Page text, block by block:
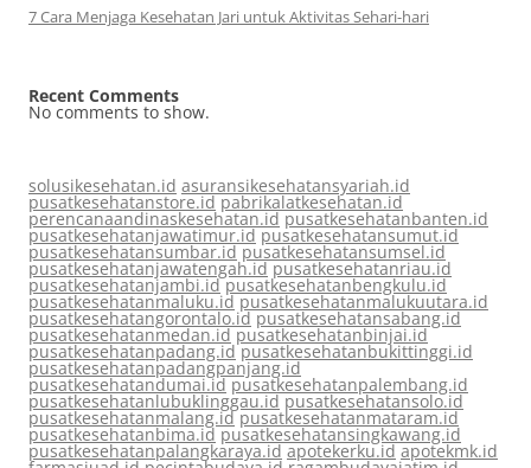
7 Cara Menjaga Kesehatan Jari untuk Aktivitas Sehari-hari
Recent Comments
No comments to show.
solusikesehatan.id asuransikesehatansyariah.id
pusatkesehatanstore.id pabrikalatkesehatan.id
perencanaandinaskesehatan.id pusatkesehatanbanten.id
pusatkesehatanjawatimur.id pusatkesehatansumut.id
pusatkesehatansumbar.id pusatkesehatansumsel.id
pusatkesehatanjawatengah.id pusatkesehatanriau.id
pusatkesehatanjambi.id pusatkesehatanbengkulu.id
pusatkesehatanmaluku.id pusatkesehatanmalukuutara.id
pusatkesehatangorontalo.id pusatkesehatansabang.id
pusatkesehatanmedan.id pusatkesehatanbinjai.id
pusatkesehatanpadang.id pusatkesehatanbukittinggi.id
pusatkesehatanpadangpanjang.id
pusatkesehatandumai.id pusatkesehatanpalembang.id
pusatkesehatanlubuklinggau.id pusatkesehatansolo.id
pusatkesehatanmalang.id pusatkesehatanmataram.id
pusatkesehatanbima.id pusatkesehatansingkawang.id
pusatkesehatanpalangkaraya.id apotekerku.id apotekmk.id